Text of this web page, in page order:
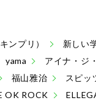
ンプリ）
新しい
yama アイナ・ジ
福山雅治
スピッ
OK ROCK